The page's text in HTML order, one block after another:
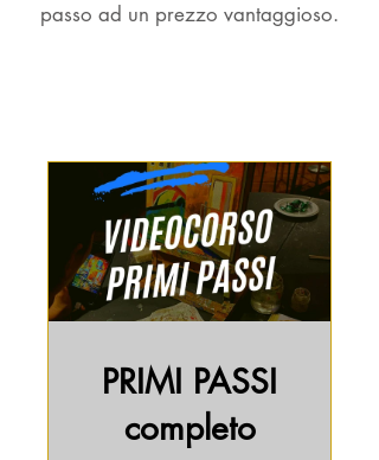
passo ad un prezzo vantaggioso.
PRIMI PASSI
completo